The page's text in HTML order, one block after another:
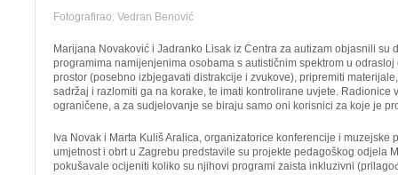
Fotografirao: Vedran Benović
Marijana Novaković i Jadranko Lisak iz Centra za autizam objasnili su
programima namijenjenima osobama s autističnim spektrom u
prostor (posebno izbjegavati distrakcije i zvukove), pripremiti
sadržaj i razlomiti ga na korake, te imati kontrolirane uvjete. Radionice
ograničene, a za sudjelovanje se biraju samo oni korisnici za koje je
Iva Novak i Marta Kuliš Aralica, organizatorice konferencije i muzejske
umjetnost i obrt u Zagrebu predstavile su projekte pedagoškog odjela
pokušavale ocijeniti koliko su njihovi programi zaista inkluzivni